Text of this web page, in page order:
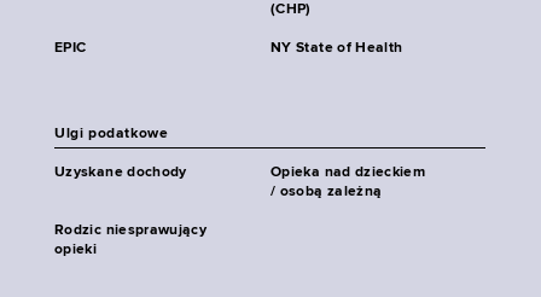
(CHP)
EPIC NY State of Health
Ulgi podatkowe
Uzyskane dochody
Opieka nad dzieckiem
/ osobą zależną
Rodzic niesprawujący
opieki